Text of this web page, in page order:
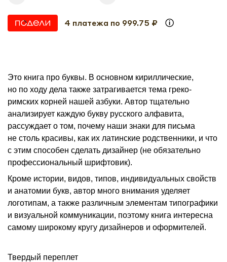
4 платежа по 999.75 ₽
Это книга про буквы. В основном кириллические,
но по ходу дела также затрагивается тема греко-
римских корней нашей азбуки. Автор тщательно
анализирует каждую букву русского алфавита,
рассуждает о том, почему наши знаки для письма
не столь красивы, как их латинские родственники, и что
с этим способен сделать дизайнер (не обязательно
профессиональный шрифтовик).
Кроме истории, видов, типов, индивидуальных свойств
и анатомии букв, автор много внимания уделяет
логотипам, а также различным элементам типографики
и визуальной коммуникации, поэтому книга интересна
самому широкому кругу дизайнеров и оформителей.
Твердый переплет